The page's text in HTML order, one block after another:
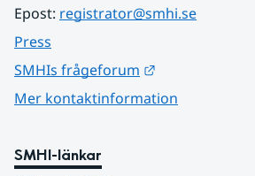
Epost: registrator@smhi.se
Press
SMHIs frågeforum
Mer kontaktinformation
SMHI-länkar